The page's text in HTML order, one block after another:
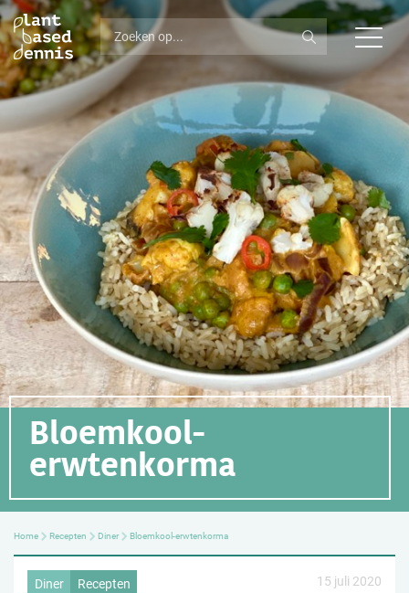
Bloemkool-
erwtenkorma
Home Recepten Diner Bloemkool-erwtenkorma
Diner Recepten 15 juli 2020